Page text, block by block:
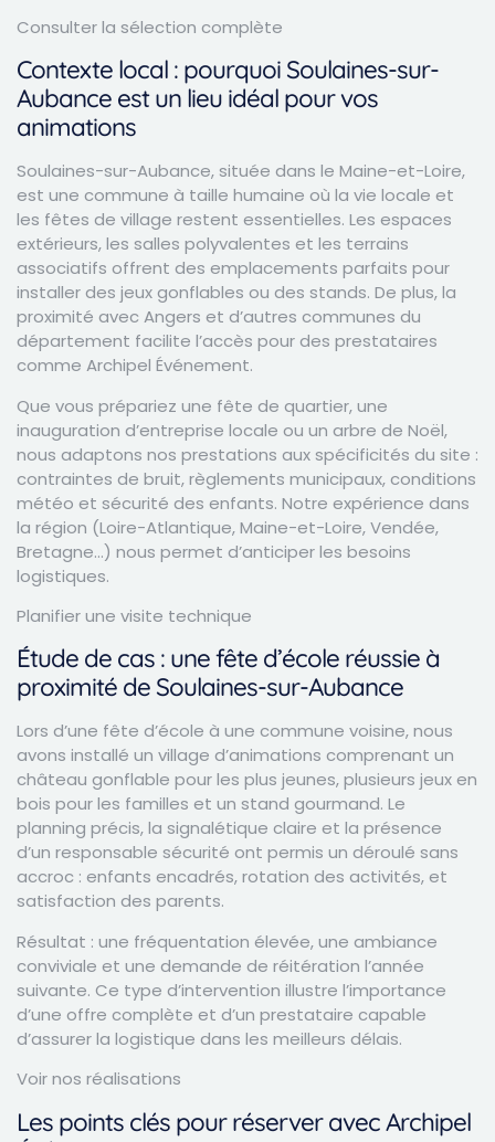
Consulter la sélection complète
Contexte local : pourquoi Soulaines-sur-
Aubance est un lieu idéal pour vos
animations
Soulaines-sur-Aubance, située dans le Maine-et-Loire,
est une commune à taille humaine où la vie locale et
les fêtes de village restent essentielles. Les espaces
extérieurs, les salles polyvalentes et les terrains
associatifs offrent des emplacements parfaits pour
installer des jeux gonflables ou des stands. De plus, la
proximité avec Angers et d’autres communes du
département facilite l’accès pour des prestataires
comme Archipel Événement.
Que vous prépariez une fête de quartier, une
inauguration d’entreprise locale ou un arbre de Noël,
nous adaptons nos prestations aux spécificités du site :
contraintes de bruit, règlements municipaux, conditions
météo et sécurité des enfants. Notre expérience dans
la région (Loire-Atlantique, Maine-et-Loire, Vendée,
Bretagne…) nous permet d’anticiper les besoins
logistiques.
Planifier une visite technique
Étude de cas : une fête d’école réussie à
proximité de Soulaines-sur-Aubance
Lors d’une fête d’école à une commune voisine, nous
avons installé un village d’animations comprenant un
château gonflable pour les plus jeunes, plusieurs jeux en
bois pour les familles et un stand gourmand. Le
planning précis, la signalétique claire et la présence
d’un responsable sécurité ont permis un déroulé sans
accroc : enfants encadrés, rotation des activités, et
satisfaction des parents.
Résultat : une fréquentation élevée, une ambiance
conviviale et une demande de réitération l’année
suivante. Ce type d’intervention illustre l’importance
d’une offre complète et d’un prestataire capable
d’assurer la logistique dans les meilleurs délais.
Voir nos réalisations
Les points clés pour réserver avec Archipel